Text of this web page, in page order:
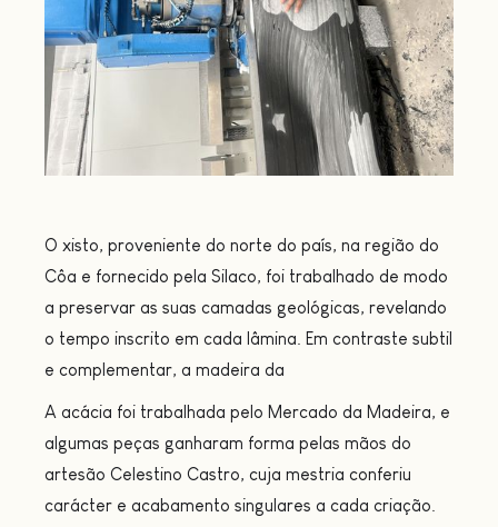
O xisto, proveniente do norte do país, na região do
Côa e fornecido pela Silaco, foi trabalhado de modo
a preservar as suas camadas geológicas, revelando
o tempo inscrito em cada lâmina. Em contraste subtil
e complementar, a madeira da
A acácia foi trabalhada pelo Mercado da Madeira, e
algumas peças ganharam forma pelas mãos do
artesão Celestino Castro, cuja mestria conferiu
carácter e acabamento singulares a cada criação.